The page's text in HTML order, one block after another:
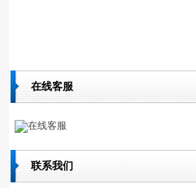
在线客服
在线客服
联系我们